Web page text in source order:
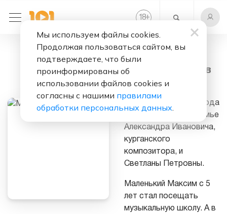
18+
Максим Фадеев
родился 6 мая 1968 года
в городе Курган в семье
Александра Ивановича,
курганского
композитора, и
Светланы Петровны.
Маленький Максим с 5
лет стал посещать
музыкальную школу. А в
Мы используем файлы cookies.
Продолжая пользоваться сайтом, вы
подтверждаете, что были
проинформированы об
использовании файлов cookies и
согласны с нашими правилами
обработки персональных данных.